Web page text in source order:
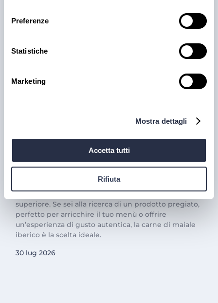
Preferenze
Statistiche
Marketing
Mostra dettagli
Accetta tutti
Rifiuta
Carne Iberica: le nostre
proposte
La carne iberica è una vera eccellenza gastronomica,
famosa per il suo sapore unico e la sua qualità
superiore. Se sei alla ricerca di un prodotto pregiato,
perfetto per arricchire il tuo menù o offrire
un’esperienza di gusto autentica, la carne di maiale
iberico è la scelta ideale.
30 lug 2026